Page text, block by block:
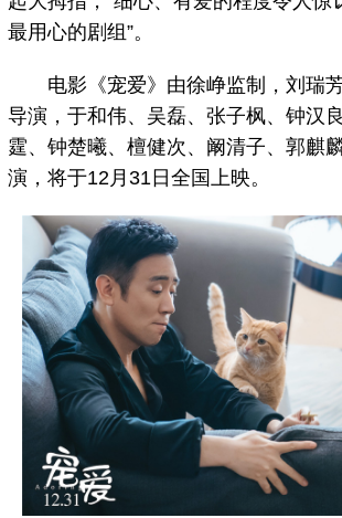
最用心的剧组”。
电影《宠爱》由徐峥监制，刘瑞
导演，于和伟、吴磊、张子枫、钟汉
霆、钟楚曦、檀健次、阚清子、郭麒
演，将于12月31日全国上映。